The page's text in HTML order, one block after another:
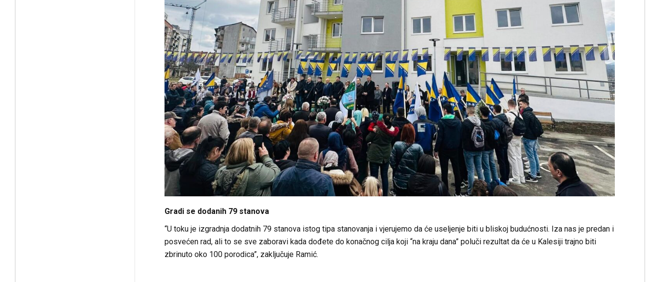
Gradi se dodanih 79 stanova
“U toku je izgradnja dodatnih 79 stanova istog tipa stanovanja i vjerujemo da će useljenje biti u bliskoj budućnosti. Iza nas je predan i
posvećen rad, ali to se sve zaboravi kada dođete do konačnog cilja koji “na kraju dana” poluči rezultat da će u Kalesiji trajno biti
zbrinuto oko 100 porodica”, zaključuje Ramić.